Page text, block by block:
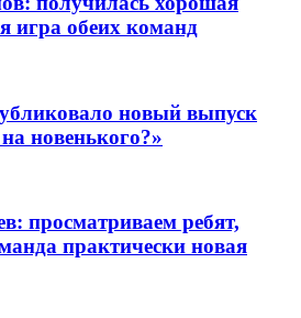
игра обеих команд
новый выпуск
новенького?»
просматриваем ребят,
практически новая